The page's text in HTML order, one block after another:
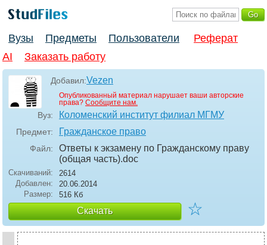
Вузы Предметы Пользователи
Реферат
AI
Заказать работу
Добавил:Vezen
Опубликованный материал нарушает ваши авторские
права? Сообщите нам.
Вуз: Коломенский институт филиал МГМУ
Предмет: Гражданское право
Файл:
Ответы к экзамену по Гражданскому праву
(общая часть).doc
Скачиваний:
2614
Добавлен:
20.06.2014
Размер:
516 Кб
Скачать ☆